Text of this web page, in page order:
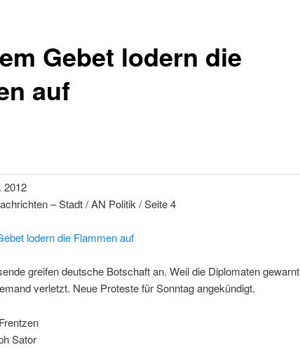
Gebet lodern die
auf
2012
– Stadt / AN Politik / Seite 4
lodern die Flammen auf
greifen deutsche Botschaft an. Weil die Diplomaten gewarnt
verletzt. Neue Proteste für Sonntag angekündigt.
Sator